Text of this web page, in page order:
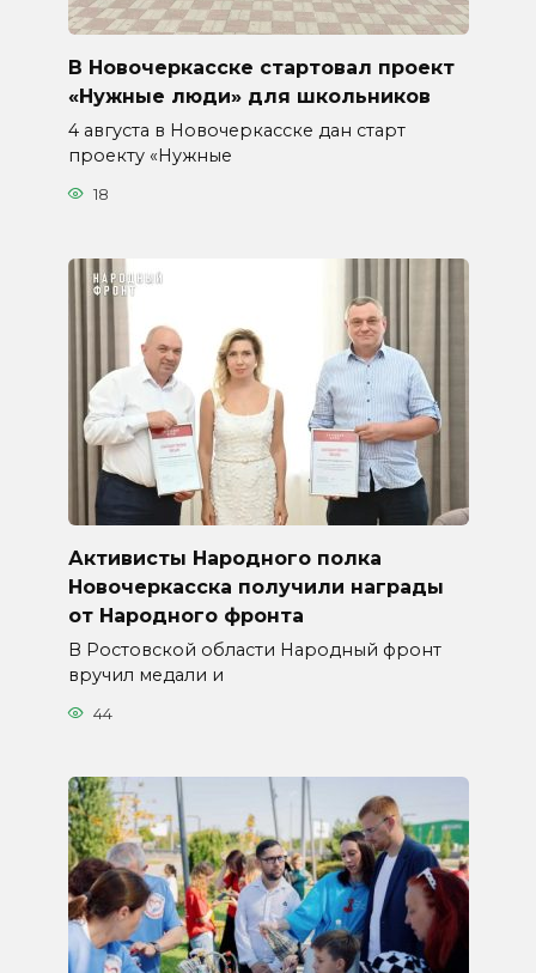
В Новочеркасске стартовал проект
«Нужные люди» для школьников
4 августа в Новочеркасске дан старт
проекту «Нужные
18
Активисты Народного полка
Новочеркасска получили награды
от Народного фронта
В Ростовской области Народный фронт
вручил медали и
44